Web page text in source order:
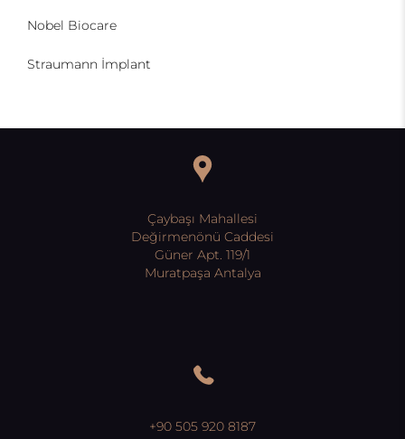
Nobel Biocare
Straumann İmplant
Çaybaşı Mahallesi
Değirmenönü Caddesi
Güner Apt. 119/1
Muratpaşa Antalya
+90 505 920 8187